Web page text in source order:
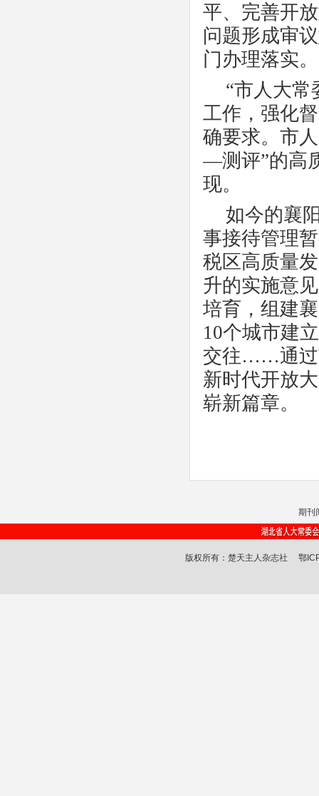
平、完善开
问题形成审
门办理落实。
“市人大
工作，强化
确要求。市
—测评”的高
现。
如今的襄
事接待管理
税区高质量
升的实施意
培育，组建
10个城市建
交往……通过
新时代开放
崭新篇章。
期刊
版权所有：楚天主人杂志社鄂